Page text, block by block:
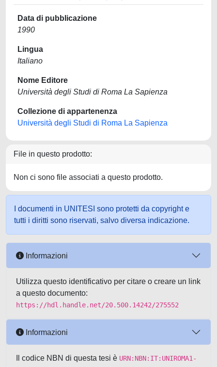
Data di pubblicazione
1990
Lingua
Italiano
Nome Editore
Università degli Studi di Roma La Sapienza
Collezione di appartenenza
Università degli Studi di Roma La Sapienza
File in questo prodotto:
Non ci sono file associati a questo prodotto.
I documenti in UNITESI sono protetti da copyright e
tutti i diritti sono riservati, salvo diversa indicazione.
Informazioni
Utilizza questo identificativo per citare o creare un link
a questo documento:
https://hdl.handle.net/20.500.14242/275552
Informazioni
Il codice NBN di questa tesi è URN:NBN:IT:UNIROMA1-